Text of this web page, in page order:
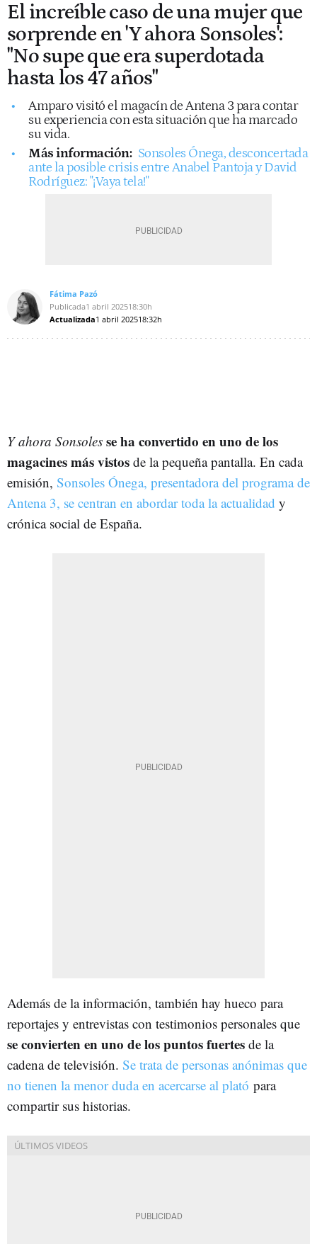
El increíble caso de una mujer que
sorprende en 'Y ahora Sonsoles':
"No supe que era superdotada
hasta los 47 años"
Amparo visitó el magacín de Antena 3 para contar
su experiencia con esta situación que ha marcado
su vida.
Más información: Sonsoles Ónega, desconcertada
ante la posible crisis entre Anabel Pantoja y David
Rodríguez: "¡Vaya tela!"
Fátima Pazó
Publicada1 abril 202518:30h
Actualizada1 abril 202518:32h
Y ahora Sonsoles se ha convertido en uno de los
magacines más vistos de la pequeña pantalla. En cada
emisión, Sonsoles Ónega, presentadora del programa de
Antena 3, se centran en abordar toda la actualidad y
crónica social de España.
Además de la información, también hay hueco para
reportajes y entrevistas con testimonios personales que
se convierten en uno de los puntos fuertes de la
cadena de televisión. Se trata de personas anónimas que
no tienen la menor duda en acercarse al plató para
compartir sus historias.